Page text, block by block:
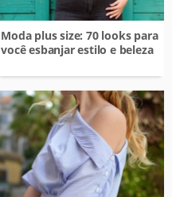
Moda plus size: 70 looks para
você esbanjar estilo e beleza